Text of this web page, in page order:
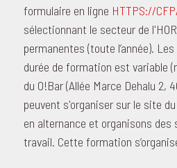
formulaire en ligne HTTPS://
sélectionnant le secteur de
permanentes (toute l’année).
durée de formation est variable
du O!Bar (Allée Marce Dehalu
peuvent s'organiser sur le site
en alternance et organisons des
travail. Cette formation